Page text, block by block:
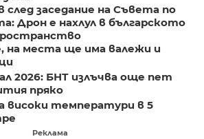
след заседание на Съвета по
Дрон е нахлул в българското
на места ще има валежи и
2026: БНТ излъчва още пет
пряко
високи температури в 5
Реклама